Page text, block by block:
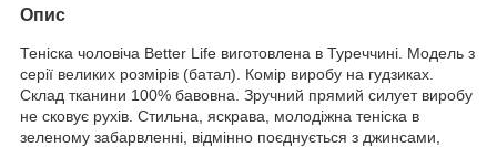
Опис
Теніска чоловіча Better Life виготовлена в Туреччині. Модель з
серії великих розмірів (батал). Комір виробу на гудзиках.
Склад тканини 100% бавовна. Зручний прямий силует виробу
не сковує рухів. Стильна, яскрава, молодіжна теніска в
зеленому забарвленні, відмінно поєднується з джинсами,